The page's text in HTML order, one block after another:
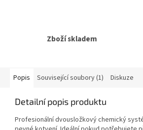
Zboží skladem
Popis Související soubory (1) Diskuze
Detailní popis produktu
Profesionální dvousložkový chemický